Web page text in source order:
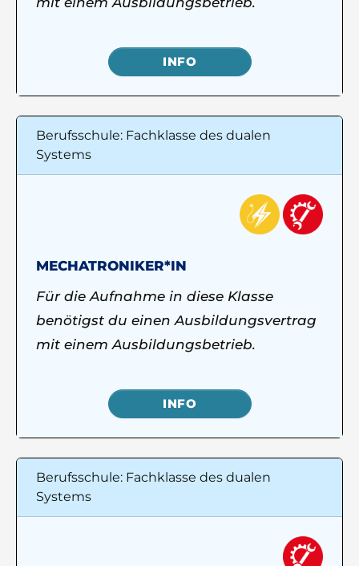
INFO
Berufsschule: Fachklasse des dualen
Systems
MECHATRONIKER*IN
Für die Aufnahme in diese Klasse
benötigst du einen Ausbildungsvertrag
mit einem Ausbildungsbetrieb.
INFO
Berufsschule: Fachklasse des dualen
Systems